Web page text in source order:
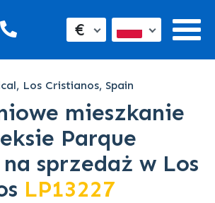
€
Los Cristianos, Spain
mieszkanie
Parque
sprzedaż w Los
LP13227